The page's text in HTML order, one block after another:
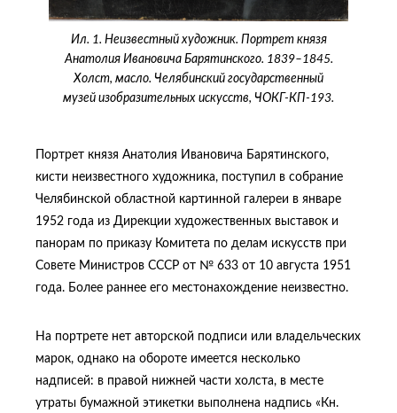
Ил. 1. Неизвестный художник. Портрет князя
Анатолия Ивановича Барятинского. 1839–1845.
Холст, масло. Челябинский государственный
музей изобразительных искусств, ЧОКГ-КП-193.
Портрет князя Анатолия Ивановича Барятинского,
кисти неизвестного художника, поступил в собрание
Челябинской областной картинной галереи в январе
1952 года из Дирекции художественных выставок и
панорам по приказу Комитета по делам искусств при
Совете Министров СССР от № 633 от 10 августа 1951
года. Более раннее его местонахождение неизвестно.
На портрете нет авторской подписи или владельческих
марок, однако на обороте имеется несколько
надписей: в правой нижней части холста, в месте
утраты бумажной этикетки выполнена надпись «Кн.